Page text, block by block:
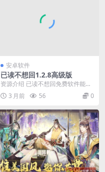
安卓软件
已读不想回1.2.8高级版
资源介绍 已读不想回免费软件能够
便捷的管理手机上的各种消息，支
持设置消息防撤回，...
3 月前 56 0